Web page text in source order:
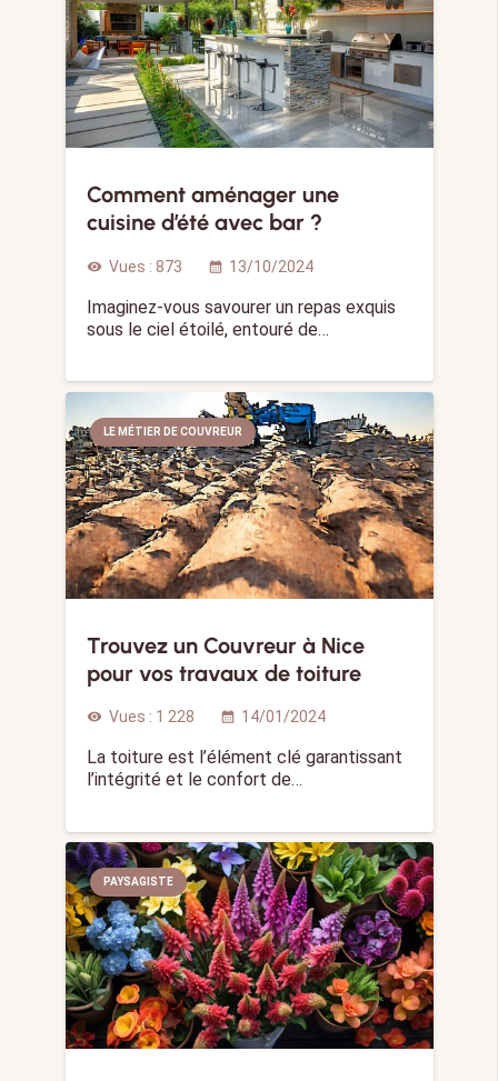
Comment aménager une
cuisine d’été avec bar ?
visibility Vues : 873 calendar_month 13/10/2024
Imaginez-vous savourer un repas exquis
sous le ciel étoilé, entouré de…
LE MÉTIER DE COUVREUR
Trouvez un Couvreur à Nice
pour vos travaux de toiture
visibility Vues : 1 228 calendar_month 14/01/2024
La toiture est l’élément clé garantissant
l’intégrité et le confort de…
PAYSAGISTE